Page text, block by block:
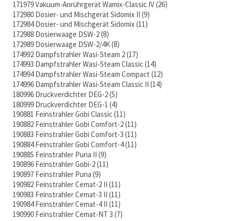
171979 Vakuum-Anrührgerät Wamix-Classic IV 26
172980 Dosier- und Mischgerät Sidomix II 9
172984 Dosier- und Mischgerät Sidomix 11
172988 Dosierwaage DSW-2 8
172989 Dosierwaage DSW-2/4K 8
174992 Dampfstrahler Wasi-Steam 2 17
174993 Dampfstrahler Wasi-Steam Classic 14
174994 Dampfstrahler Wasi-Steam Compact 12
174996 Dampfstrahler Wasi-Steam Classic II 14
180996 Druckverdichter DEG-2 5
180999 Druckverdichter DEG-1 4
190881 Feinstrahler Gobi Classic 11
190882 Feinstrahler Gobi Comfort-2 11
190883 Feinstrahler Gobi Comfort-3 11
190884 Feinstrahler Gobi Comfort-4 11
190885 Feinstrahler Puna II 9
190896 Feinstrahler Gobi-2 11
190897 Feinstrahler Puna 9
190982 Feinstrahler Cemat-2 II 11
190983 Feinstrahler Cemat-3 II 11
190984 Feinstrahler Cemat-4 II 11
190990 Feinstrahler Cemat-NT 3 7